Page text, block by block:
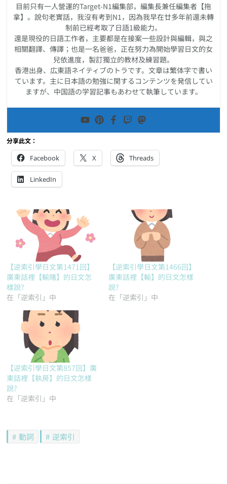
目前只有一人營運的Target-N1編集部，編集長兼任編集者【拖
拿】。說句老實話，我沒有考到N1，因為我早在廿多年前還未轉
制前已經考取了日語1級能力。
還是現役的日語工作者，主要都是在接案一些設計與編輯，與之
相關翻譯、傳譯；也是一名爸爸，正在努力為開始學習日文的女
兒依進度，製訂獨立的教材及練習題。
香港出身、広東語ネイティブのトラです。文章は繁体字で書い
ています。主に日本語の勉強に関するコンテンツを発信してい
ますが、中国語の学習記事もあわせて執筆しています。
分享此文：
Facebook X Threads
LinkedIn
【逆索引學日文第1471回】
廣東話裡【輸賭】的日文怎
樣說?
在「逆索引」中
【逆索引學日文第1466回】
廣東話裡【輸】的日文怎樣
說?
在「逆索引」中
【逆索引學日文第857回】廣
東話裡【執房】的日文怎樣
說?
在「逆索引」中
動詞 逆索引